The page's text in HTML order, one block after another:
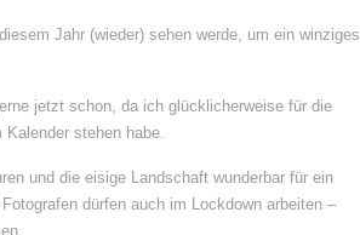
Jahr (wieder) sehen werde, um ein winziges
jetzt schon, da ich glücklicherweise für die
stehen habe.
und die eisige Landschaft wunderbar für ein
dürfen auch im Lockdown arbeiten –